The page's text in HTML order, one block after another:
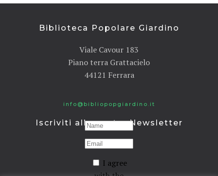
Biblioteca Popolare Giardino
Viale Cavour 183
Piano terra Grattacielo
44121 Ferrara
info@bibliopopgiardino.it
Iscriviti alla nostra Newsletter
I agree